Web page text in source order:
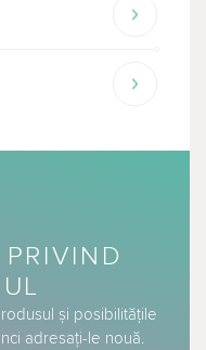
și posibilitățile
adresați-le nouă.